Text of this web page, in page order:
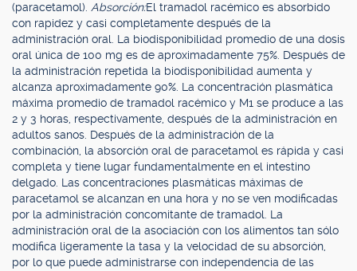
(paracetamol). Absorción:El tramadol racémico es absorbido
con rapidez y casi completamente después de la
administración oral. La biodisponibilidad promedio de una dosis
oral única de 100 mg es de aproximadamente 75%. Después de
la administración repetida la biodisponibilidad aumenta y
alcanza aproximadamente 90%. La concentración plasmática
máxima promedio de tramadol racémico y M1 se produce a las
2 y 3 horas, respectivamente, después de la administración en
adultos sanos. Después de la administración de la
combinación, la absorción oral de paracetamol es rápida y casi
completa y tiene lugar fundamentalmente en el intestino
delgado. Las concentraciones plasmáticas máximas de
paracetamol se alcanzan en una hora y no se ven modificadas
por la administración concomitante de tramadol. La
administración oral de la asociación con los alimentos tan sólo
modifica ligeramente la tasa y la velocidad de su absorción,
por lo que puede administrarse con independencia de las